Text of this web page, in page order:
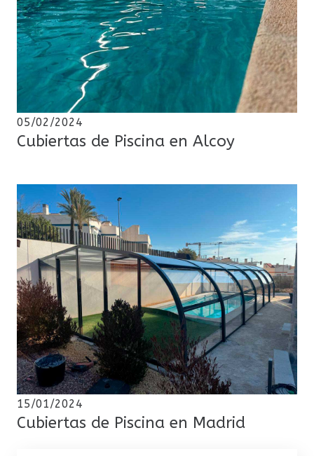
05/02/2024
Cubiertas de Piscina en Alcoy
15/01/2024
Cubiertas de Piscina en Madrid